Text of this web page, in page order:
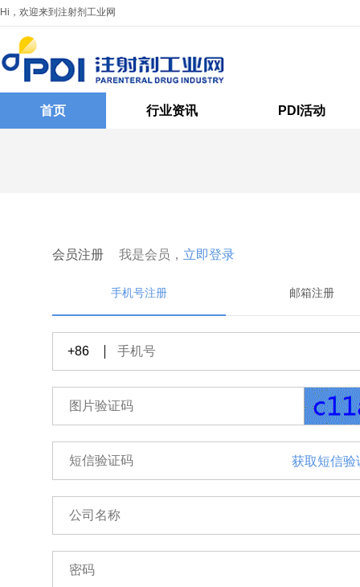
Hi，欢迎来到注射剂工业网
首页 行业资讯 PDI活动
会员注册 我是会员， 立即登录
手机号注册 邮箱注册
+86
获取短信验